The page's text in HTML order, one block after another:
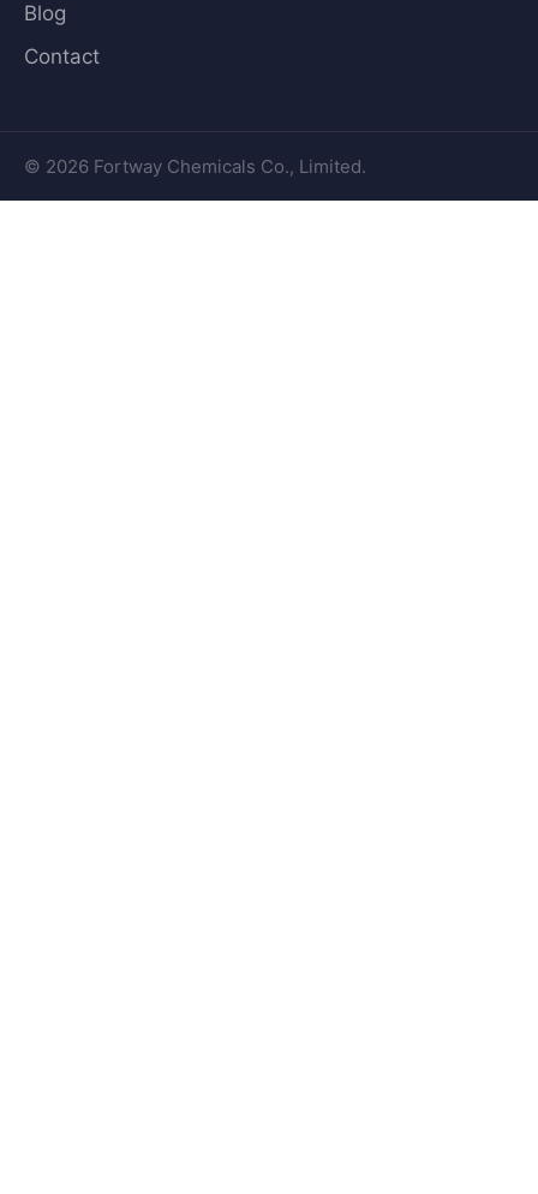
Blog
Contact
© 2026 Fortway Chemicals Co., Limited.